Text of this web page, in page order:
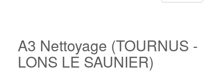
A3 Nettoyage (TOURNUS -
LONS LE SAUNIER)